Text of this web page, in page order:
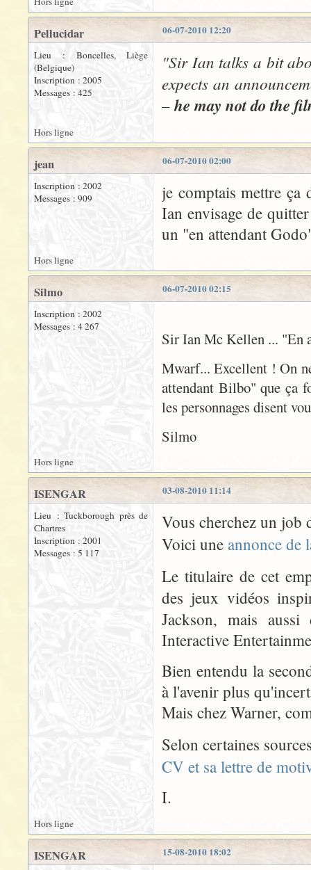
06-07-2010 12:20
Pellucidar
Lieu : Boncelles, Liège
(Belgique)
Inscription : 2005
Messages : 425
"Sir Ian talks a bit
expects an
–he may not do the
Hors ligne
06-07-2010 02:00
jean
Inscription : 2002
Messages : 909
je comptais mettre ça
Ian envisage de
un "en attendant
Hors ligne
06-07-2010 02:15
Silmo
Inscription : 2002
Messages : 4 267
Sir Ian Mc Kellen ... "En
Mwarf... Excellent ! On
attendant Bilbo" que ça
les personnages disent
Silmo
Hors ligne
03-08-2010 11:14
ISENGAR
Lieu : Tuckborough près de
Chartres
Inscription : 2001
Messages : 5 117
Vous cherchez un job
Voici une annonce de
Le titulaire de cet
des jeux vidéos
Jackson, mais
Interactive
Bien entendu la
à l'avenir plus
Mais chez Warner,
Selon certaines
CV et sa lettre de
I.
Hors ligne
15-08-2010 18:02
ISENGAR